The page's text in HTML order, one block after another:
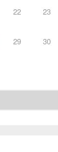
22 23
29 30